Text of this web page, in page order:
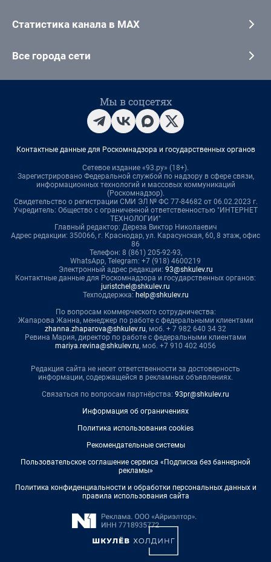
Статистика канала в MAX
Все города сети
Мы в соцсетях
Контактные данные для Роскомнадзора и государственных органов
Сетевое издание «93.ру» (18+).
Зарегистрировано Федеральной службой по надзору в сфере связи,
информационных технологий и массовых коммуникаций
(Роскомнадзор).
Свидетельство о регистрации СМИ ЭЛ № ФС 77-84682 от 06.02.2023 г.
Учредитель: Общество с ограниченной ответственностью "ИНТЕРНЕТ
ТЕХНОЛОГИИ"
Главный редактор: Дереза Виктор Николаевич
Адрес редакции: 350066, г. Краснодар, ул. Карасунская, 60, 8 этаж, офис
86
Телефон: 8 (861) 205-92-93,
WhatsApp, Telegram: +7 (918) 4600219
Электронный адрес редакции: 93@shkulev.ru
Контактные данные для Роскомнадзора и государственных органов:
juristchel@shkulev.ru
Техподдержка: help@shkulev.ru
По вопросам коммерческого сотрудничества:
Жапарова Жанна, менеджер по работе с федеральными клиентами
zhanna.zhaparova@shkulev.ru, моб. + 7 982 640 34 32
Ревина Мария, директор по работе с федеральными клиентами
mariya.revina@shkulev.ru, моб. +7 910 402 4056
Редакция сайта не несет ответственности за достоверность
информации, содержащейся в рекламных объявлениях.
Связаться по вопросам партнёрства: 93pr@shkulev.ru
Информация об ограничениях
Политика использования cookies
Рекомендательные системы
Пользовательское соглашение сервиса «Подписка без баннерной
рекламы»
Политика конфиденциальности и обработки персональных данных и
правила использования сайта